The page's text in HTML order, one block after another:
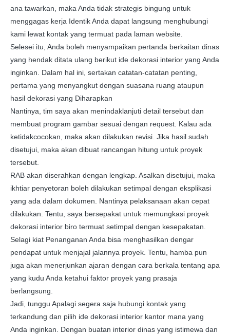
ana tawarkan, maka Anda tidak strategis bingung untuk
menggagas kerja Identik Anda dapat langsung menghubungi
kami lewat kontak yang termuat pada laman website.
Selesei itu, Anda boleh menyampaikan pertanda berkaitan dinas
yang hendak ditata ulang berikut ide dekorasi interior yang Anda
inginkan. Dalam hal ini, sertakan catatan-catatan penting,
pertama yang menyangkut dengan suasana ruang ataupun
hasil dekorasi yang Diharapkan
Nantinya, tim saya akan menindaklanjuti detail tersebut dan
membuat program gambar sesuai dengan request. Kalau ada
ketidakcocokan, maka akan dilakukan revisi. Jika hasil sudah
disetujui, maka akan dibuat rancangan hitung untuk proyek
tersebut.
RAB akan diserahkan dengan lengkap. Asalkan disetujui, maka
ikhtiar penyetoran boleh dilakukan setimpal dengan eksplikasi
yang ada dalam dokumen. Nantinya pelaksanaan akan cepat
dilakukan. Tentu, saya bersepakat untuk memungkasi proyek
dekorasi interior biro termuat setimpal dengan kesepakatan.
Selagi kiat Penanganan Anda bisa menghasilkan dengar
pendapat untuk menjajal jalannya proyek. Tentu, hamba pun
juga akan menerjunkan ajaran dengan cara berkala tentang apa
yang kudu Anda ketahui faktor proyek yang prasaja
berlangsung.
Jadi, tunggu Apalagi segera saja hubungi kontak yang
terkandung dan pilih ide dekorasi interior kantor mana yang
Anda inginkan. Dengan buatan interior dinas yang istimewa dan